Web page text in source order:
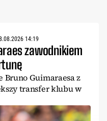
14:19
zawodnikiem
Bruno Guimaraesa z
transfer klubu w